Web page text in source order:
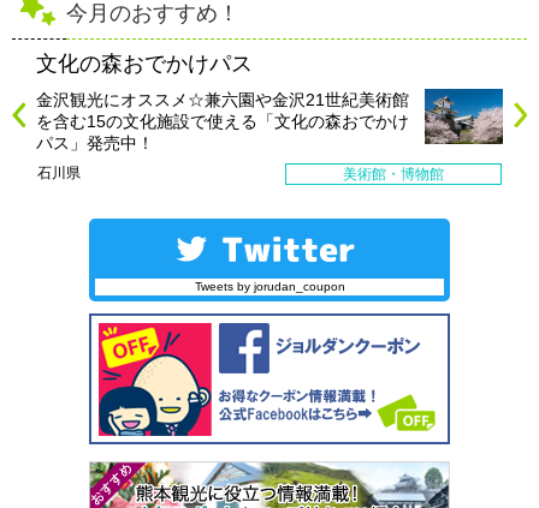
今月のおすすめ！
文化の森おでかけパス
金沢観光にオススメ☆兼六園や金沢21世紀美術館
を含む15の文化施設で使える「文化の森おでかけ
パス」発売中！
石川県 美術館・博物館
Tweets by jorudan_coupon